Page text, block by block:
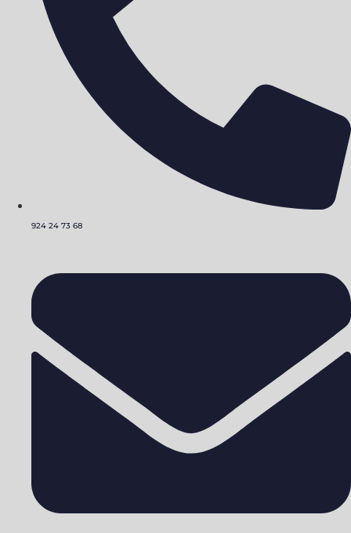
924 24 73 68